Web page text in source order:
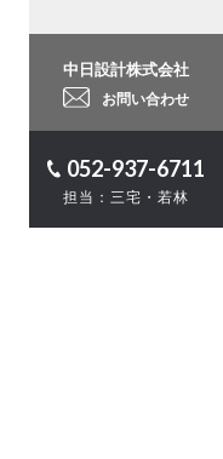
中日設計株式会社
お問い合わせ
052-937-6711
担当：三宅・若林